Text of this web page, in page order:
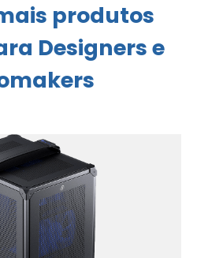
produtos
Designers e